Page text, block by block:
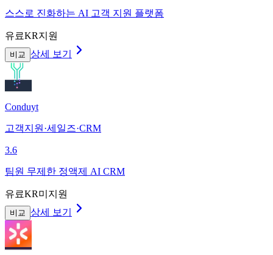
스스로 진화하는 AI 고객 지원 플랫폼
유료KR지원
비교 상세 보기
Conduyt
고객지원·세일즈·CRM
3.6
팀원 무제한 정액제 AI CRM
유료KR미지원
비교 상세 보기